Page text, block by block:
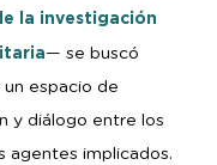
la investigación
— se buscó
un espacio de
y diálogo entre los
agentes implicados.